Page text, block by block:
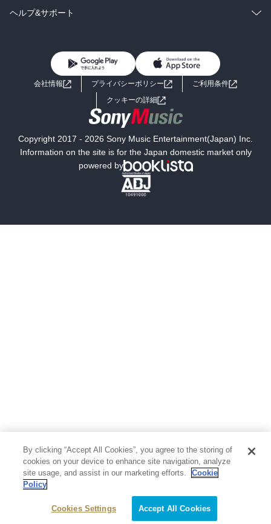
BL・TL
雑誌・グラビア
ラノベ
コミック
ライトノベル 男子向けラノベ
小説
海外小説
ミステリー SF
文学
芸術・アート 映画・音楽・演劇
写真集 教養
医学・福祉
ヘルプ&サポート
よくあるご質問 お問い合わせ
会社情報 プライバシーポリシー
ご利用条件
クッキーの詳細
Copyright 2017 - 2026 Sony Music Entertainment(Japan) Inc.
Information on the site is for the Japan domestic market only
powered by
By clicking “Accept All Cookies”, you agree to the storing of
cookies on your device to enhance site navigation, analyze
site usage, and assist in our marketing efforts.
Cookie
Policy
Cookies Settings Accept All Cookies